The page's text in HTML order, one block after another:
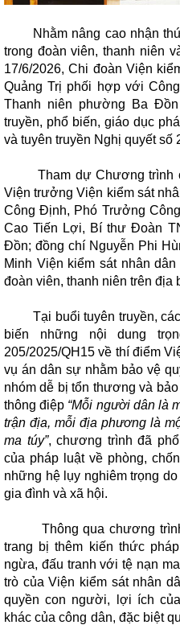
Nhằm nâng cao nhận
trong đoàn viên, thanh niên
17/6/2026, Chi đoàn Viện
Quảng Trị phối hợp với
Thanh niên phường Ba
truyền, phổ biến, giáo dục
và tuyên truyền Nghị quyết số
Tham dự Chương trình
Viện trưởng Viện kiểm sát
Công Định, Phó Trưởng
Cao Tiến Lợi, Bí thư Đoàn
Đồn; đồng chí Nguyễn Phi
Minh Viện kiểm sát nhân
đoàn viên, thanh niên trên địa
Tại buổi tuyên truyền, các
biến những nội dung
205/2025/QH15 về thí điểm
vụ án dân sự nhằm bảo vệ
nhóm dễ bị tổn thương và
thông điệp “Mỗi người dân là
trận địa, mỗi địa phương là
ma túy”, chương trình đã
của pháp luật về phòng,
những hệ lụy nghiêm trọng
gia đình và xã hội.
Thông qua chương trình,
trang bị thêm kiến thức
ngừa, đấu tranh với tệ nạn
trò của Viện kiểm sát nhân
quyền con người, lợi ích
khác của công dân, đặc biệt